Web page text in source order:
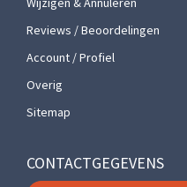
Reviews / Beoordelingen
Account / Profiel
Overig
Sitemap
CONTACTGEGEVENS